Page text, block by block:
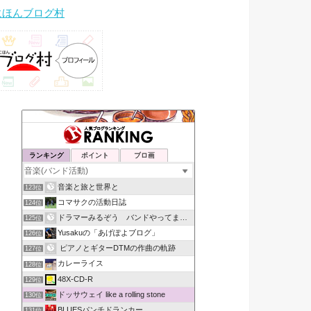
ほんブログ村
ランキング ポイント ブロ画
123位 音楽と旅と世界と
124位 コマサクの活動日誌
125位 ドラマーみるぞう バンドやってまするぅ
126位 Yusakuの「あげぽよブログ」
127位 ピアノとギターDTMの作曲の軌跡
128位 カレーライス
129位 48X-CD-R
130位 ドッサウェイ like a rolling stone